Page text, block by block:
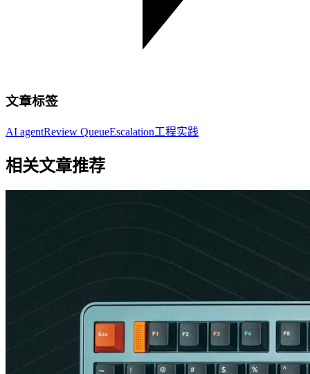
文章标签
AI agentReview QueueEscalation工程实践
相关文章推荐